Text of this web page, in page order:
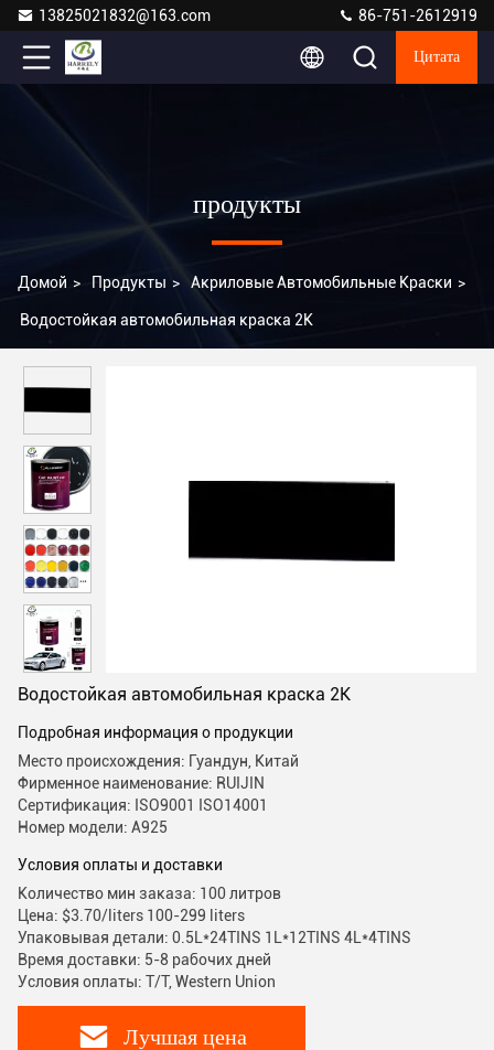
13825021832@163.com 86-751-2612919
Цитата
продукты
Домой > Продукты > Акриловые Автомобильные Краски >
Водостойкая автомобильная краска 2K
Водостойкая автомобильная краска 2K
Подробная информация о продукции
Место происхождения: Гуандун, Китай
Фирменное наименование: RUIJIN
Сертификация: ISO9001 ISO14001
Номер модели: А925
Условия оплаты и доставки
Количество мин заказа: 100 литров
Цена: $3.70/liters 100-299 liters
Упаковывая детали: 0.5L*24TINS 1L*12TINS 4L*4TINS
Время доставки: 5-8 рабочих дней
Условия оплаты: T/T, Western Union
Лучшая цена